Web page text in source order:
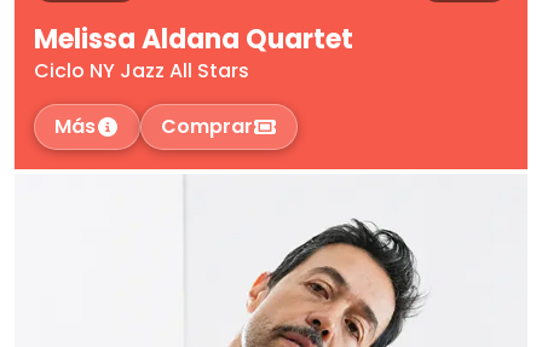
Melissa Aldana Quartet
Ciclo NY Jazz All Stars
Más
Comprar